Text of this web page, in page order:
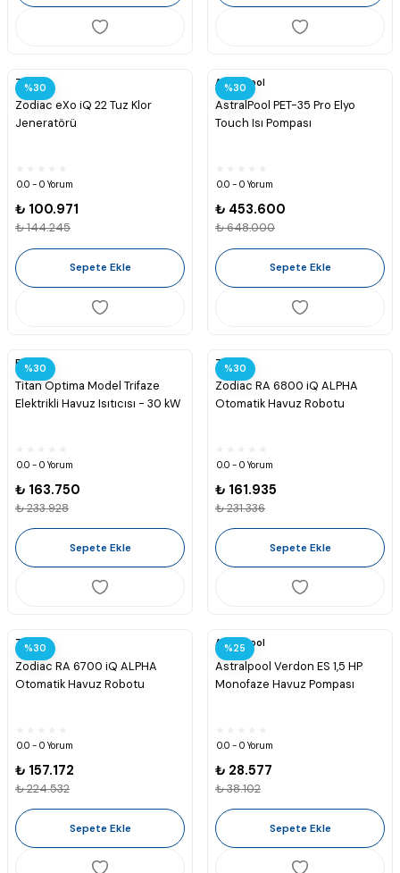
%30
Zodiac
Zodiac eXo iQ 22 Tuz Klor
Jeneratörü
0.0 - 0 Yorum
₺ 100.971
₺ 144.245
Sepete Ekle
%30
Astralpool
AstralPool PET-35 Pro Elyo
Touch Isı Pompası
0.0 - 0 Yorum
₺ 453.600
₺ 648.000
Sepete Ekle
%30
Elecro
Titan Optima Model Trifaze
Elektrikli Havuz Isıtıcısı - 30 kW
0.0 - 0 Yorum
₺ 163.750
₺ 233.928
Sepete Ekle
%30
Zodiac
Zodiac RA 6800 iQ ALPHA
Otomatik Havuz Robotu
0.0 - 0 Yorum
₺ 161.935
₺ 231.336
Sepete Ekle
%30
Zodiac
Zodiac RA 6700 iQ ALPHA
Otomatik Havuz Robotu
0.0 - 0 Yorum
₺ 157.172
₺ 224.532
Sepete Ekle
%25
Astralpool
Astralpool Verdon ES 1,5 HP
Monofaze Havuz Pompası
0.0 - 0 Yorum
₺ 28.577
₺ 38.102
Sepete Ekle